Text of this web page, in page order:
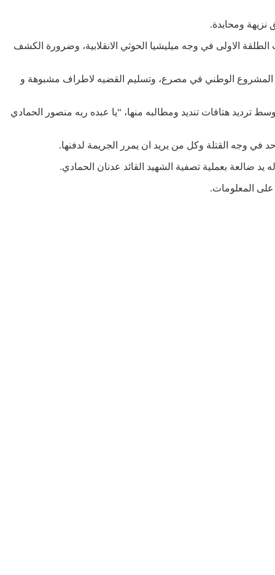
الاولى في وجه ميليشيا الحوثي الانقلابية، وضرورة الكشف
المشروع الوطني في مصرع، وتسليم القضيه لاطراف مشبوهة و
سوق الذهب وشارع 26 سبتمبر والعودة الى جولة العواضي، وسط ترديد هتافات تنديد ومطالبه منها، “يا عبده ربه منصور الحمادي
في وجه القتلة وكل من يريد ان يمرر الجريمة لدفنها.
بعملية تصفية الشهيد القائد عدنان الحمادي.